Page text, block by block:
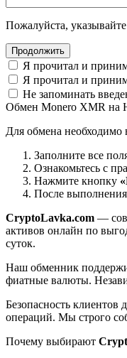
Пожалуйста,
Я прочитал и
Я прочитал и
Не запоминать
Обмен Monero XMR на
Для обмена необходимо
Заполните все
Ознакомьтесь с
Нажмите кнопку
После выполнения
CryptoLavka.com —
активов онлайн по
суток.
Наш обменник
фиатные валюты.
Безопасность
операций. Мы строго
Почему выбирают